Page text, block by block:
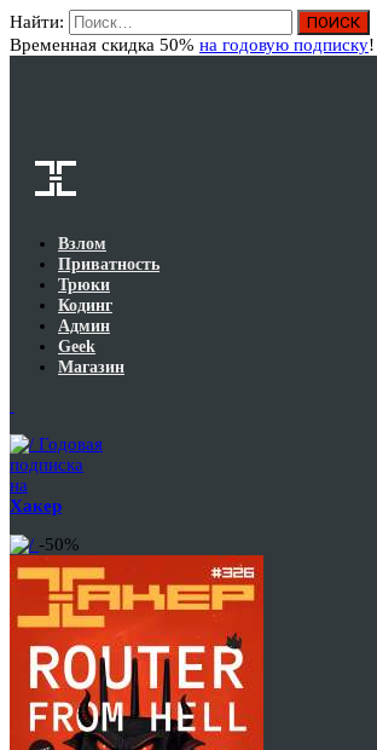
Найти:
Временная скидка 50% на годовую подписку!
Взлом
Приватность
Трюки
Кодинг
Админ
Geek
Магазин
Годовая
подписка
на
Хакер
-50%